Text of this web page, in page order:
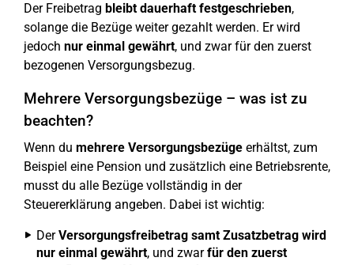
Der Freibetrag bleibt dauerhaft festgeschrieben,
solange die Bezüge weiter gezahlt werden. Er wird
jedoch nur einmal gewährt, und zwar für den zuerst
bezogenen Versorgungsbezug.
Mehrere Versorgungsbezüge – was ist zu
beachten?
Wenn du mehrere Versorgungsbezüge erhältst, zum
Beispiel eine Pension und zusätzlich eine Betriebsrente,
musst du alle Bezüge vollständig in der
Steuererklärung angeben. Dabei ist wichtig:
DerVersorgungsfreibetrag samt Zusatzbetrag wird
nur einmal gewährt, und zwarfür den zuerst